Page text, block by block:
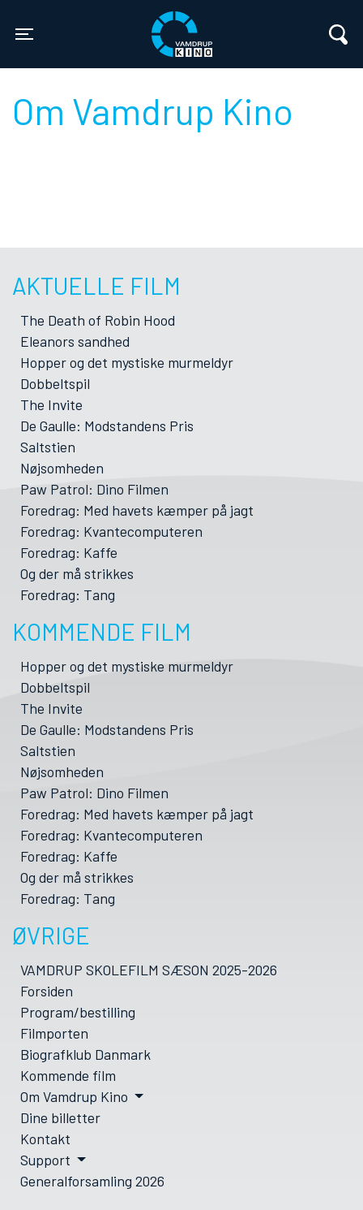
Vamdrup Kino
Om Vamdrup Kino
AKTUELLE FILM
The Death of Robin Hood
Eleanors sandhed
Hopper og det mystiske murmeldyr
Dobbeltspil
The Invite
De Gaulle: Modstandens Pris
Saltstien
Nøjsomheden
Paw Patrol: Dino Filmen
Foredrag: Med havets kæmper på jagt
Foredrag: Kvantecomputeren
Foredrag: Kaffe
Og der må strikkes
Foredrag: Tang
KOMMENDE FILM
Hopper og det mystiske murmeldyr
Dobbeltspil
The Invite
De Gaulle: Modstandens Pris
Saltstien
Nøjsomheden
Paw Patrol: Dino Filmen
Foredrag: Med havets kæmper på jagt
Foredrag: Kvantecomputeren
Foredrag: Kaffe
Og der må strikkes
Foredrag: Tang
ØVRIGE
VAMDRUP SKOLEFILM SÆSON 2025-2026
Forsiden
Program/bestilling
Filmporten
Biografklub Danmark
Kommende film
Om Vamdrup Kino
Dine billetter
Kontakt
Support
Generalforsamling 2026